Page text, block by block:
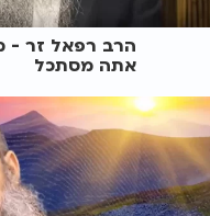
הרב רפאל זר
אתה מסתכל